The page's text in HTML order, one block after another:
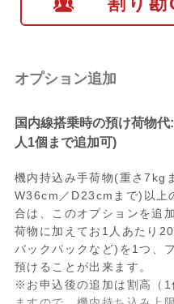
オプション追加
国内線搭乗時の預け荷物
人1個まで追加可)
機内持込み手荷物(重さ7kg
W36cm／D23cmまで)以上
合は、このオプションを追
荷物に加えてお1人あたり
バックパックなど)を1つ、
預けることが出来ます。
※お申込後の追加は割高（